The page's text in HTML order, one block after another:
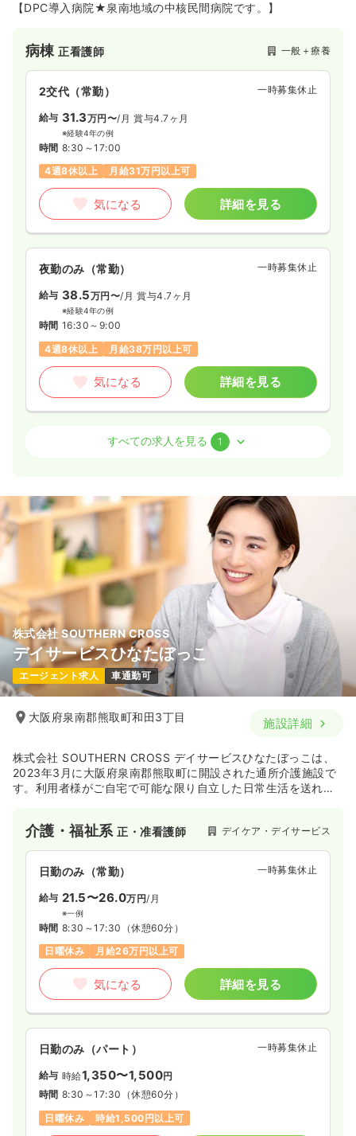
【DPC導入病院★泉南地域の中核民間病院です。】
病棟正看護師 一般＋療養
2交代（常勤） 一時募集休止
給与 31.3万円〜/月 賞与4.7ヶ月
※経験4年の例
時間 8:30～17:00
4週8休以上
月給31万円以上可
気になる 詳細を見る
夜勤のみ（常勤） 一時募集休止
給与 38.5万円〜/月 賞与4.7ヶ月
※経験4年の例
時間 16:30～9:00
4週8休以上
月給38万円以上可
気になる 詳細を見る
オペ室(手術室)正看護師
給与 27.5万円/月 賞与4.7ヶ月
※経験4年の例
時間
日祝休み
4週8休以上 月給28万円以上可
気になる 詳細を見る
すべての求人を見る 1
株式会社 SOUTHERN CROSS
デイサービスひなたぼっこ
エージェント求人 車通勤可
大阪府泉南郡熊取町和田3丁目 施設詳細
株式会社 SOUTHERN CROSS デイサービスひなたぼっこは、
2023年3月に大阪府泉南郡熊取町に開設された通所介護施設で
す。利用者様がご自宅で可能な限り自立した日常生活を送れる
送迎サービスも行い、介護職員処遇改善加算も取得しており、
職員教育・研修にも力を入れています。
介護・福祉系正・准看護師 デイケア・デイサービス
日勤のみ（常勤） 一時募集休止
給与 21.5〜26.0万円/月
※一例
時間 8:30～17:30 （休憩60分）
日曜休み
月給26万円以上可
気になる 詳細を見る
日勤のみ（パート） 一時募集休止
給与 時給1,350〜1,500円
時間 8:30～17:30 （休憩60分）
日曜休み
時給1,500円以上可